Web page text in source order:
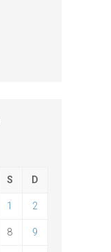
S D
1 2
8 9